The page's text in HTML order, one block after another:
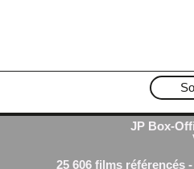
JP Box-
25 606 films référencés